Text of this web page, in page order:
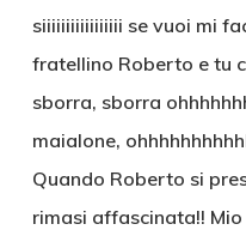
siiiiiiiiiiiiiiiii se vuoi mi
fratellino Roberto e tu
sborra, sborra
maialone,
Quando Roberto si
rimasi affascinata!!